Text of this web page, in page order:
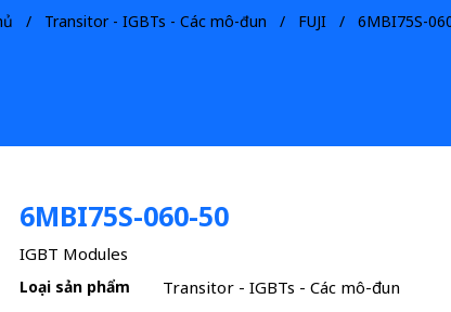
Transitor - IGBTs - Các mô-đun FUJI 6MBI75S-
6MBI75S-060-50
IGBT Modules
Loại sản phẩm Transitor - IGBTs - Các mô-đun